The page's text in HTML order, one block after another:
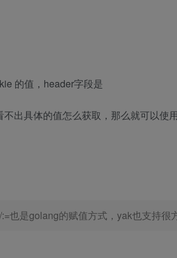
的值，header字段是
出具体的值怎么获取，那么就可以使
也是golang的赋值方式，yak也支持很